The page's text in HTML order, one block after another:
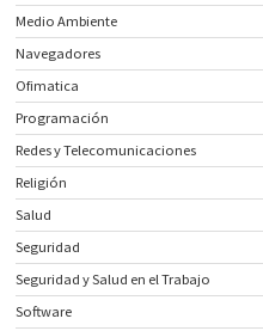
Medio Ambiente
Navegadores
Ofimatica
Programación
Redes y Telecomunicaciones
Religión
Salud
Seguridad
Seguridad y Salud en el Trabajo
Software